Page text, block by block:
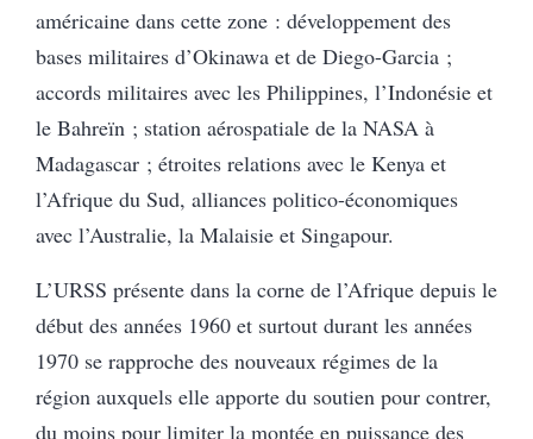
américaine dans cette zone : développement des
bases militaires d’Okinawa et de Diego-Garcia ;
accords militaires avec les Philippines, l’Indonésie et
le Bahreïn ; station aérospatiale de la NASA à
Madagascar ; étroites relations avec le Kenya et
l’Afrique du Sud, alliances politico-économiques
avec l’Australie, la Malaisie et Singapour.
L’URSS présente dans la corne de l’Afrique depuis le
début des années 1960 et surtout durant les années
1970 se rapproche des nouveaux régimes de la
région auxquels elle apporte du soutien pour contrer,
du moins pour limiter la montée en puissance des